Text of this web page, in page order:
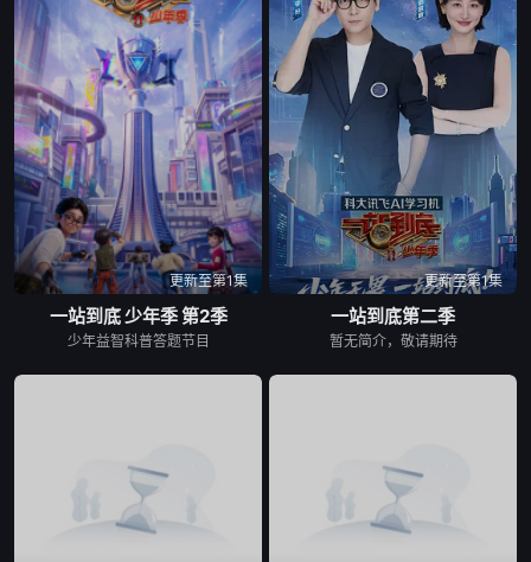
更新至第1集
一站到底 少年季 第2季
少年益智科普答题节目
更新至第1集
一站到底第二季
暂无简介，敬请期待